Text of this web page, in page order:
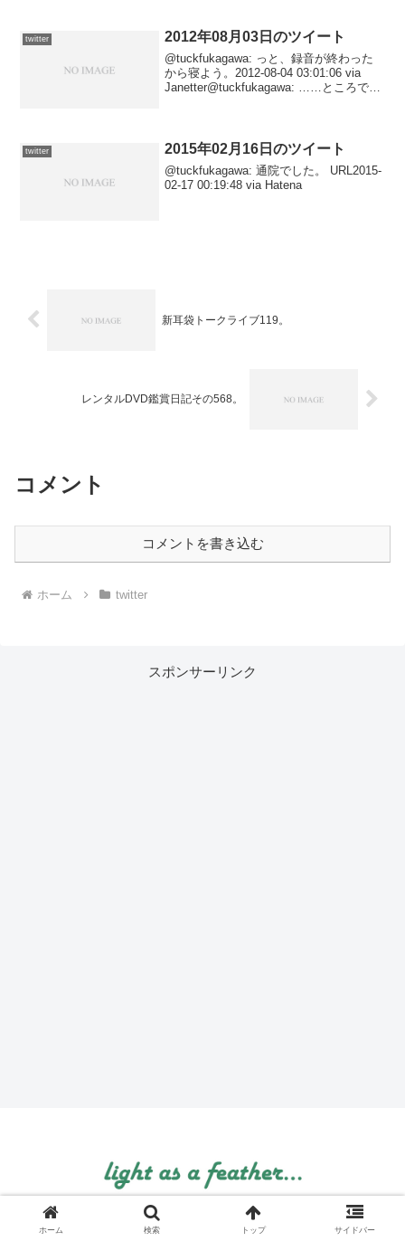
twitter 2012年08月03日のツイート
@tuckfukagawa: っと、録音が終わった
から寝よう。2012-08-04 03:01:06 via
Janetter@tuckfukagawa: ……ところで殴
twitter 2015年02月16日のツイート
@tuckfukagawa: 通院でした。 URL2015-
02-17 00:19:48 via Hatena
新耳袋トークライブ119。
レンタルDVD鑑賞日記その568。
コメント
コメントを書き込む
ホーム twitter
スポンサーリンク
© 1999 light as a feather....
ホーム 検索 トップ サイドバー